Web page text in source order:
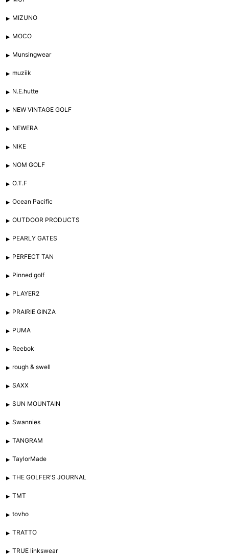
MIZUNO
MOCO
Munsingwear
muziik
N.E.hutte
NEW VINTAGE GOLF
NEWERA
NIKE
NOM GOLF
O.T.F
Ocean Pacific
OUTDOOR PRODUCTS
PEARLY GATES
PERFECT TAN
Pinned golf
PLAYER2
PRAIRIE GINZA
PUMA
Reebok
rough & swell
SAXX
SUN MOUNTAIN
Swannies
TANGRAM
TaylorMade
THE GOLFER'S JOURNAL
TMT
tovho
TRATTO
TRUE linkswear